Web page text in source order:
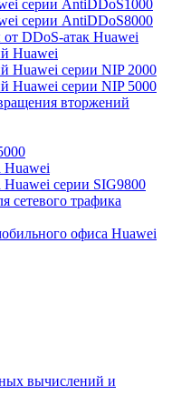
серии AntiDDoS1000
серии AntiDDoS8000
DDoS-атак Huawei
Huawei
Huawei серии NIP 2000
Huawei серии NIP 5000
вторжений
Huawei
Huawei серии SIG9800
сетевого трафика
офиса Huawei
вычислений и